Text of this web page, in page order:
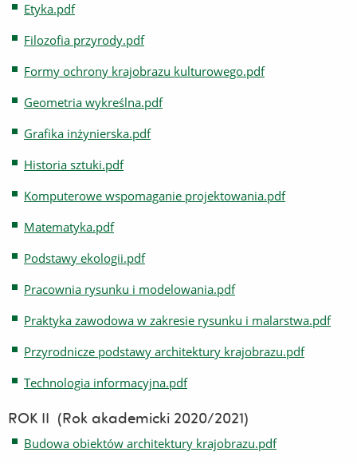
Etyka.pdf
Filozofia przyrody.pdf
Formy ochrony krajobrazu kulturowego.pdf
Geometria wykreślna.pdf
Grafika inżynierska.pdf
Historia sztuki.pdf
Komputerowe wspomaganie projektowania.pdf
Matematyka.pdf
Podstawy ekologii.pdf
Pracownia rysunku i modelowania.pdf
Praktyka zawodowa w zakresie rysunku i malarstwa.pdf
Przyrodnicze podstawy architektury krajobrazu.pdf
Technologia informacyjna.pdf
ROK II (Rok akademicki 2020/2021)
Budowa obiektów architektury krajobrazu.pdf